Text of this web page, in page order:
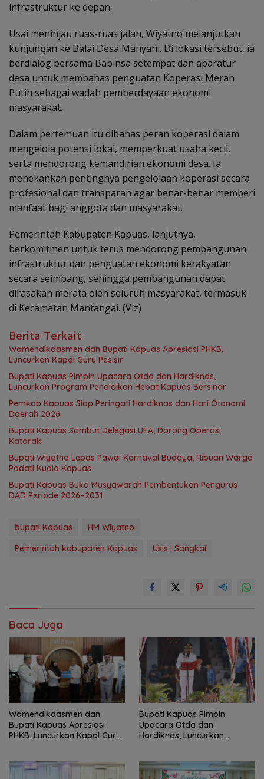
infrastruktur ke depan.
Usai meninjau ruas-ruas jalan, Wiyatno melanjutkan
kunjungan ke Balai Desa Manyahi. Di lokasi tersebut, ia
berdialog bersama Babinsa setempat dan aparatur
desa untuk membahas penguatan Koperasi Merah
Putih sebagai wadah pemberdayaan ekonomi
masyarakat.
‎Dalam pertemuan itu dibahas peran koperasi dalam
mengelola potensi lokal, memperkuat usaha kecil,
serta mendorong kemandirian ekonomi desa. Ia
menekankan pentingnya pengelolaan koperasi secara
profesional dan transparan agar benar-benar memberi
manfaat bagi anggota dan masyarakat.
‎Pemerintah Kabupaten Kapuas, lanjutnya,
berkomitmen untuk terus mendorong pembangunan
infrastruktur dan penguatan ekonomi kerakyatan
secara seimbang, sehingga pembangunan dapat
dirasakan merata oleh seluruh masyarakat, termasuk
di Kecamatan Mantangai. (Viz)
Berita Terkait
‎Wamendikdasmen dan Bupati Kapuas Apresiasi PHKB,
Luncurkan Kapal Guru Pesisir
Bupati Kapuas Pimpin Upacara Otda dan Hardiknas,
Luncurkan Program Pendidikan Hebat Kapuas Bersinar
‎Pemkab Kapuas Siap Peringati Hardiknas dan Hari Otonomi
Daerah 2026
Bupati Kapuas Sambut Delegasi UEA, Dorong Operasi
Katarak
Bupati Wiyatno Lepas Pawai Karnaval Budaya, Ribuan Warga
Padati Kuala Kapuas
Bupati Kapuas Buka Musyawarah Pembentukan Pengurus
DAD Periode 2026–2031
bupati Kapuas
HM Wiyatno
Pemerintah kabupaten Kapuas
Usis I Sangkai
Baca Juga
‎Wamendikdasmen dan
Bupati Kapuas Apresiasi
PHKB, Luncurkan Kapal Guru
Bupati Kapuas Pimpin
Upacara Otda dan
Hardiknas, Luncurkan